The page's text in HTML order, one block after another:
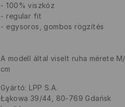
100% viszkóz
regular fit
egysoros, gombos rögzítés
A modell által viselt ruha mérete
cm
Gyártó: LPP S.A.
Łąkowa 39/44, 80-769 Gdańsk